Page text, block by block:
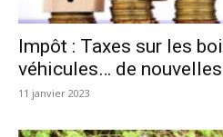
Impôt : Taxes sur les
véhicules… de
11 janvier 2023